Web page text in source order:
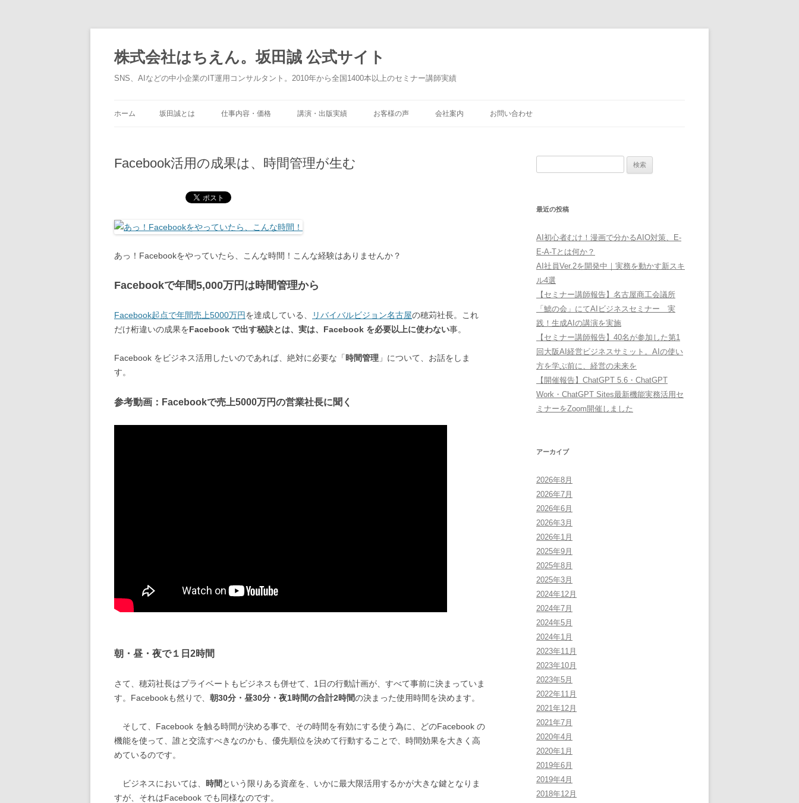
テ
ン
ツ
へ
ス
株式会社はちえん。坂田誠 公式サイト
SNS、AIなどの中小企業のIT運用コンサルタント。2010年から全国1400本以上のセミナー講師実績
ホーム 坂田誠とは 仕事内容・価格 講演・出版実績 お客様の声 会社案内 お問い合わせ
Facebook活用の成果は、時間管理が生む
あっ！Facebookをやっていたら、こんな時間！こんな経験はありませんか？
Facebookで年間5,000万円は時間管理から
Facebook起点で年間売上5000万円を達成している、 リバイバルビジョン名古屋の穂苅社長。これ
だけ桁違いの成果をFacebook で出す秘訣とは、実は、Facebook を必要以上に使わない事。
Facebook をビジネス活用したいのであれば、絶対に必要な「時間管理 」について、お話をしま
す。
参考動画：Facebookで売上5000万円の営業社長に聞く
朝・昼・夜で１日2時間
さて、穂苅社長はプライベートもビジネスも併せて、1日の行動計画が、すべて事前に決まっていま
す。Facebookも然りで、 朝30分・昼30分・夜1時間の合計2時間の決まった使用時間を決めます。
そして、Facebook を触る時間が決める事で、その時間を有効にする使う為に、どのFacebook の
機能を使って、誰と交流すべきなのかも、優先順位を決めて行動することで、時間効果を大きく高
めているのです。
ビジネスにおいては、 時間 という限りある資産を、いかに最大限活用するかが大きな鍵となりま
すが、それはFacebook でも同様なのです。
最近の投稿
AI初心者むけ！漫画で分かるAIO対策、E-
E-A-Tとは何か？
AI社員Ver.2を開発中｜実務を動かす新スキ
ル4選
【セミナー講師報告】名古屋商工会議所
「鯱の会」にてAIビジネスセミナー 実
践！生成AIの講演を実施
【セミナー講師報告】40名が参加した第1
回大阪AI経営ビジネスサミット。AIの使い
方を学ぶ前に、経営の未来を
【開催報告】ChatGPT 5.6・ChatGPT
Work・ChatGPT Sites最新機能実務活用セ
ミナーをZoom開催しました
アーカイブ
2026年8月
2026年7月
2026年6月
2026年3月
2026年1月
2025年9月
2025年8月
2025年3月
2024年12月
2024年7月
2024年5月
2024年1月
2023年11月
2023年10月
2023年5月
2022年11月
2021年12月
2021年7月
2020年4月
2020年1月
2019年6月
2019年4月
2018年12月